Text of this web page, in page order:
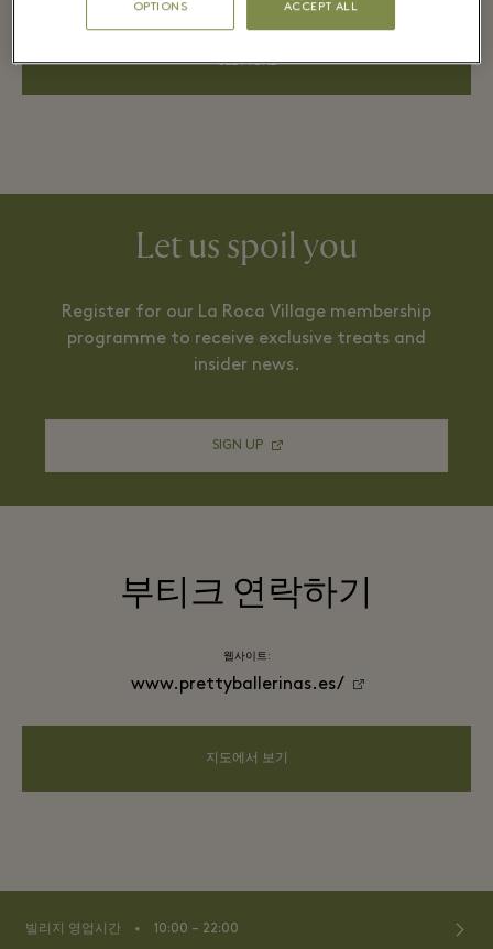
SEE MORE
Let us spoil you
Register for our La Roca Village membership
programme to receive exclusive treats and
insider news.
SIGN UP
부티크 연락하기
웹사이트:
www.prettyballerinas.es/
지도에서 보기
빌리지 영업시간 ⬩ 10:00 – 22:00
OPTIONS ACCEPT ALL